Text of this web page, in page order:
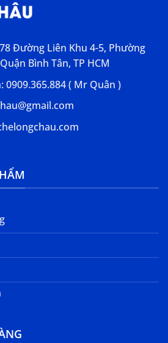
Đường Liên Khu 4-5, Phường
Bình Tân, TP HCM
( Mr Quân )